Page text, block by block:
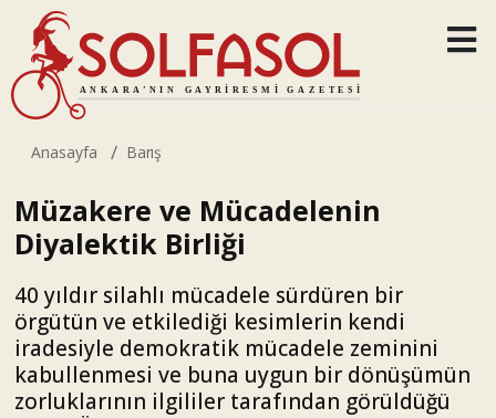
Anasayfa Barış
Müzakere ve Mücadelenin
Diyalektik Birliği
40 yıldır silahlı mücadele sürdüren bir
örgütün ve etkilediği kesimlerin kendi
iradesiyle demokratik mücadele zeminini
kabullenmesi ve buna uygun bir dönüşümün
zorluklarının ilgililer tarafından görüldüğü